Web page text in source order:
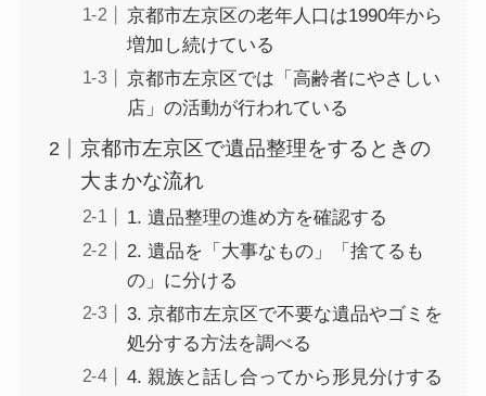
京都市左京区の老年人口は1990年から
増加し続けている
京都市左京区では「高齢者にやさしい
店」の活動が行われている
京都市左京区で遺品整理をするときの
大まかな流れ
1. 遺品整理の進め方を確認する
2. 遺品を「大事なもの」「捨てるも
の」に分ける
3. 京都市左京区で不要な遺品やゴミを
処分する方法を調べる
4. 親族と話し合ってから形見分けする